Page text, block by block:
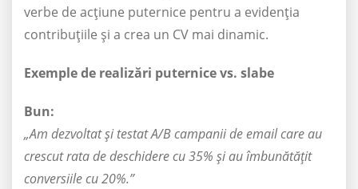
verbe de acțiune puternice pentru a evidenția
contribuțiile și a crea un CV mai dinamic.
Exemple de realizări puternice vs. slabe
Bun:
„Am dezvoltat și testat A/B campanii de email care au
crescut rata de deschidere cu 35% și au îmbunătățit
conversiile cu 20%.”